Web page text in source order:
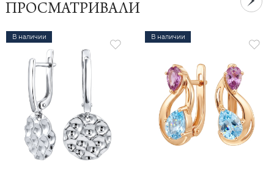
ПРОСМАТРИВАЛИ
В наличии В наличии